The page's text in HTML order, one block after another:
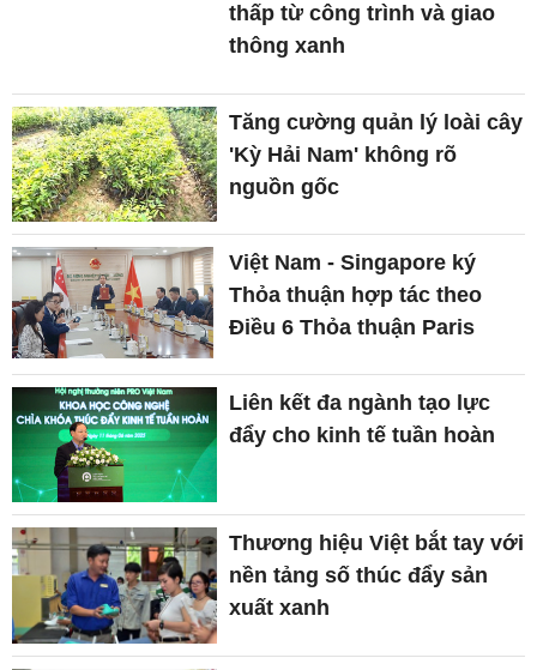
thấp từ công trình và giao
thông xanh
Tăng cường quản lý loài cây
'Kỳ Hải Nam' không rõ
nguồn gốc
Việt Nam - Singapore ký
Thỏa thuận hợp tác theo
Điều 6 Thỏa thuận Paris
Liên kết đa ngành tạo lực
đẩy cho kinh tế tuần hoàn
Thương hiệu Việt bắt tay với
nền tảng số thúc đẩy sản
xuất xanh